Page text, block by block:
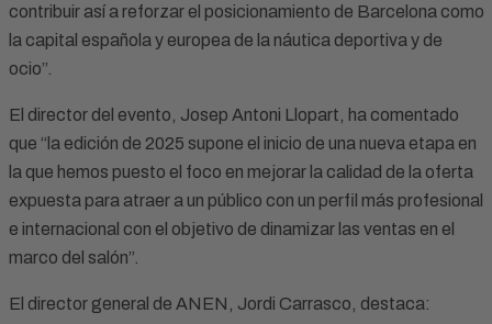
contribuir así a reforzar el posicionamiento de Barcelona como
la capital española y europea de la náutica deportiva y de
ocio”.
El director del evento, Josep Antoni Llopart, ha comentado
que “la edición de 2025 supone el inicio de una nueva etapa en
la que hemos puesto el foco en mejorar la calidad de la oferta
expuesta para atraer a un público con un perfil más profesional
e internacional con el objetivo de dinamizar las ventas en el
marco del salón”.
El director general de ANEN, Jordi Carrasco, destaca: